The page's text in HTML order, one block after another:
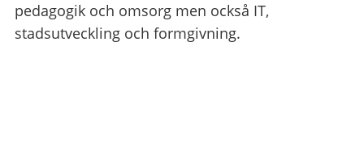
pedagogik och omsorg men också IT,
stadsutveckling och formgivning.